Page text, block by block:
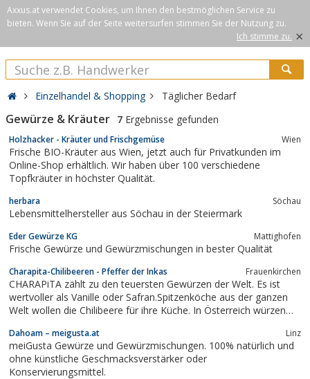
Axxus.at verwendet Cookies, um Ihnen den bestmöglichen Service zu
bieten. Wenn Sie auf der Seite weitersurfen stimmen Sie der Nutzung zu.
Ich stimme zu. ×
Einzelhandel & Shopping Täglicher Bedarf
Gewürze & Kräuter 7 Ergebnisse gefunden
Holzhacker - Kräuter und Frischgemüse Wien
Frische BIO-Kräuter aus Wien, jetzt auch für Privatkunden im
Online-Shop erhältlich. Wir haben über 100 verschiedene
Topfkräuter in höchster Qualität.
herbara Söchau
Lebensmittelhersteller aus Söchau in der Steiermark
Eder Gewürze KG Mattighofen
Frische Gewürze und Gewürzmischungen in bester Qualität
Charapita-Chilibeeren - Pfeffer der Inkas Frauenkirchen
CHARAPiTA zählt zu den teuersten Gewürzen der Welt. Es ist
wertvoller als Vanille oder Safran.Spitzenköche aus der ganzen
Welt wollen die Chilibeere für ihre Küche. In Österreich würzen
Richard Rauch, damit ihre Gerichte.
Dahoam – meigusta.at Linz
meiGusta Gewürze und Gewürzmischungen. 100% natürlich und
ohne künstliche Geschmacksverstärker oder
Konservierungsmittel.